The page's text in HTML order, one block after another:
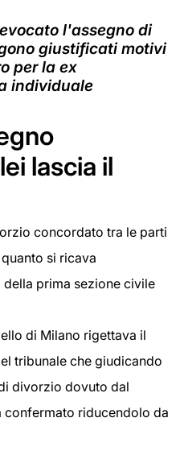
l'assegno di
giustificati motivi
per la ex
individuale
lascia il
concordato tra le parti
si ricava
prima sezione civile
di Milano rigettava il
tribunale che giudicando
divorzio dovuto dal
riducendolo da